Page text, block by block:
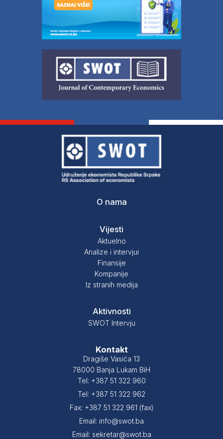
O nama
Vijesti
Aktuelno
Analize i intervjui
Finansije
Kompanije
Iz stranih medija
Aktivnosti
SWOT Intervju
Kontakt
Dragiše Vasića 13
78000 Banja Lukam BiH
Tel: +387 51 322 960
Tel: +387 51 322 962
Fax: +387 51 322 961 (fax)
Email: info@swot.ba
Email: sekretar@swot.ba